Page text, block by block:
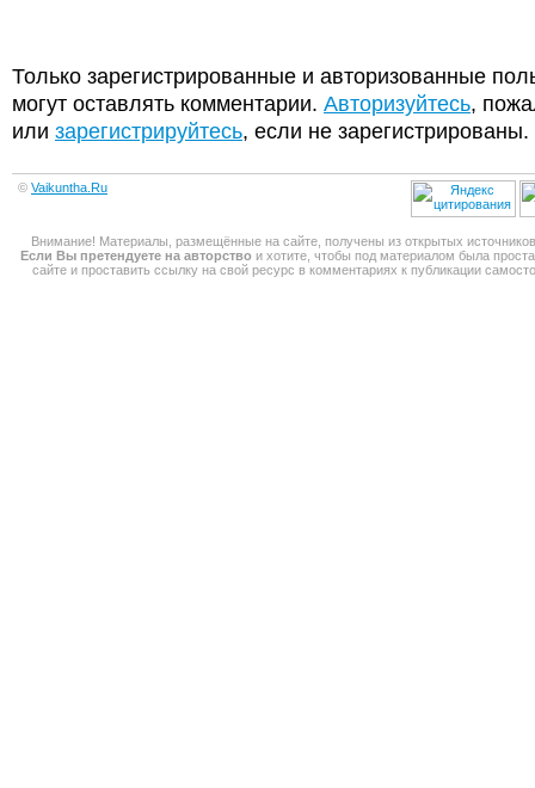
Только зарегистрированные и авторизованные
могут оставлять комментарии. Авторизуйтесь,
или зарегистрируйтесь, если не зарегистрированы.
© Vaikuntha.Ru
Внимание! Материалы, размещённые на сайте, получены из открытых
Если Вы претендуете на авторство и хотите, чтобы под материалом была
сайте и проставить ссылку на свой ресурс в комментариях к публикации